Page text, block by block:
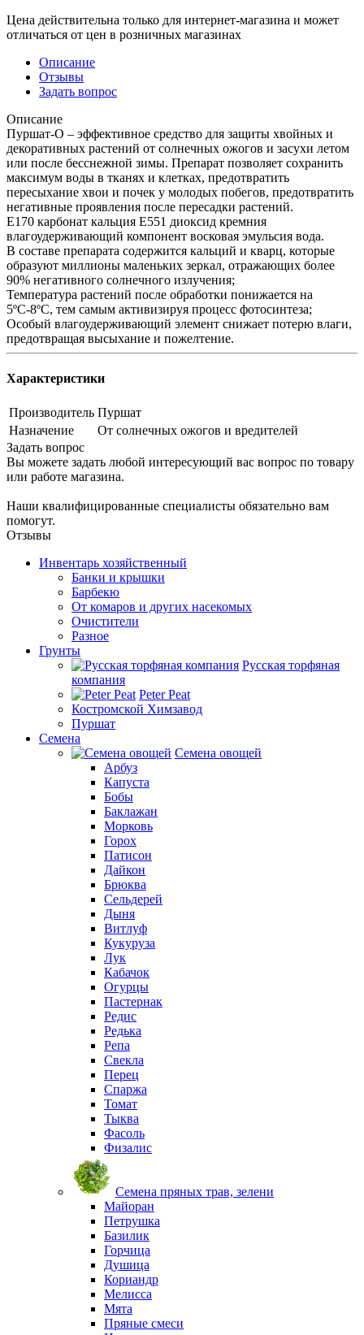
Цена действительна только для интернет-магазина и может
отличаться от цен в розничных магазинах
Описание
Отзывы
Задать вопрос
Описание
Пуршат-О – эффективное средство для защиты хвойных и
декоративных растений от солнечных ожогов и засухи летом
или после бесснежной зимы. Препарат позволяет сохранить
максимум воды в тканях и клетках, предотвратить
пересыхание хвои и почек у молодых побегов, предотвратить
негативные проявления после пересадки растений.
Е170 карбонат кальция Е551 диоксид кремния
влагоудерживающий компонент восковая эмульсия вода.
В составе препарата содержится кальций и кварц, которые
образуют миллионы маленьких зеркал, отражающих более
90% негативного солнечного излучения;
Температура растений после обработки понижается на
5ºС-8ºС, тем самым активизируя процесс фотосинтеза;
Особый влагоудерживающий элемент снижает потерю влаги,
предотвращая высыхание и пожелтение.
Характеристики
Производитель Пуршат
Назначение
От солнечных ожогов и вредителей
Задать вопрос
Вы можете задать любой интересующий вас вопрос по товару
или работе магазина.
Наши квалифицированные специалисты обязательно вам
помогут.
Отзывы
Инвентарь хозяйственный
Банки и крышки
Барбекю
От комаров и других насекомых
Очистители
Разное
Грунты
Русская торфяная
компания
Peter Peat
Костромской Химзавод
Пуршат
Семена
Семена овощей
Арбуз
Капуста
Бобы
Баклажан
Морковь
Горох
Патисон
Дайкон
Брюква
Сельдерей
Дыня
Витлуф
Кукуруза
Лук
Кабачок
Огурцы
Пастернак
Редис
Редька
Репа
Свекла
Перец
Спаржа
Томат
Тыква
Фасоль
Физалис
Семена пряных трав, зелени
Майоран
Петрушка
Базилик
Горчица
Душица
Кориандр
Мелисса
Мята
Пряные смеси